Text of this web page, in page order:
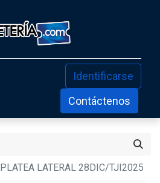
Identificarse
Contáctenos
PLATEA LATERAL 28DIC/TJI2025